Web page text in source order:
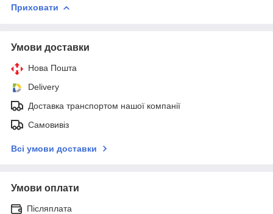
Приховати
Умови доставки
Нова Пошта
Delivery
Доставка транспортом нашої компанії
Самовивіз
Всі умови доставки
Умови оплати
Післяплата